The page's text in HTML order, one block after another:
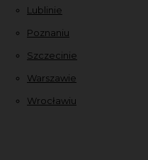
Lublinie
Poznaniu
Szczecinie
Warszawie
Wrocławiu